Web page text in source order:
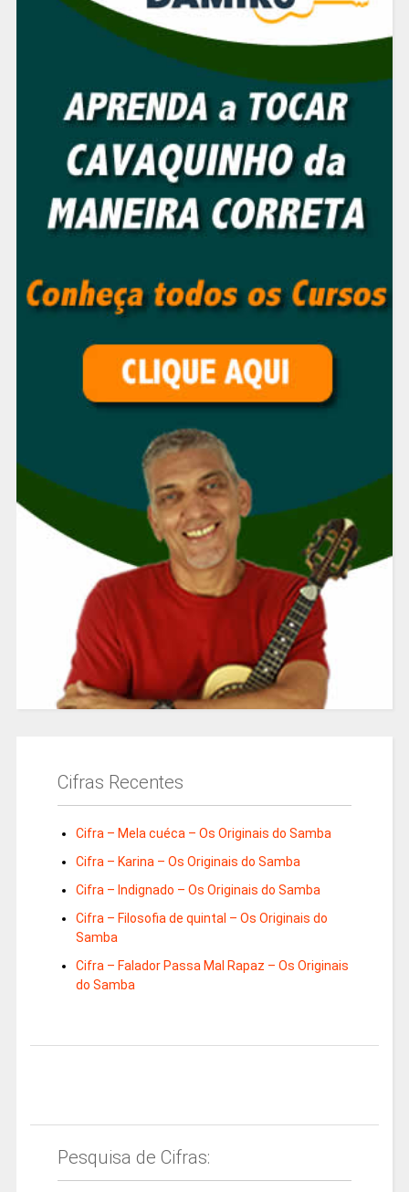
Cifras Recentes
Cifra – Mela cuéca – Os Originais do Samba
Cifra – Karina – Os Originais do Samba
Cifra – Indignado – Os Originais do Samba
Cifra – Filosofia de quintal – Os Originais do
Samba
Cifra – Falador Passa Mal Rapaz – Os Originais
do Samba
Pesquisa de Cifras: